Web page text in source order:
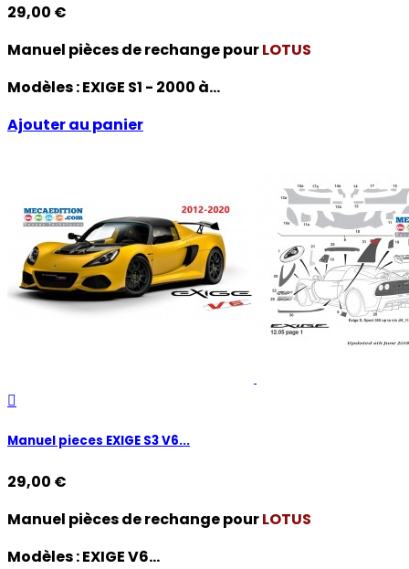
29,00 €
Manuel pièces de rechange pourLOTUS
Modèles :EXIGE S1 - 2000 à...
Ajouter au panier

Manuel pieces EXIGE S3 V6...
29,00 €
Manuel pièces de rechange pourLOTUS
Modèles :EXIGE V6...